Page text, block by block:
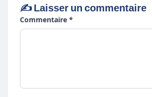
✍️ Laisser un commentaire
Commentaire *